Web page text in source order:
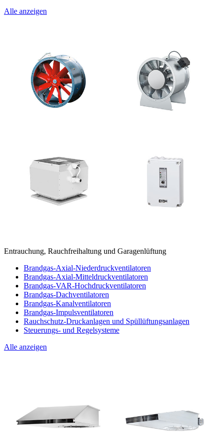
Alle anzeigen
Entrauchung, Rauchfreihaltung und Garagenlüftung
Brandgas-Axial-Niederdruckventilatoren
Brandgas-Axial-Mitteldruckventilatoren
Brandgas-VAR-Hochdruckventilatoren
Brandgas-Dachventilatoren
Brandgas-Kanalventilatoren
Brandgas-Impulsventilatoren
Rauchschutz-Druckanlagen und Spüllüftungsanlagen
Steuerungs- und Regelsysteme
Alle anzeigen